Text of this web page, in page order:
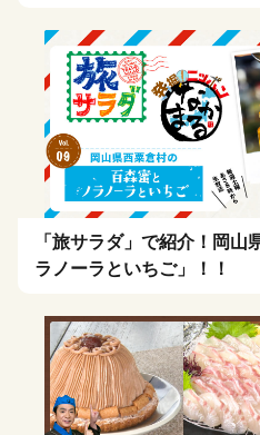
「旅サラダ」で紹介！岡山
ラノーラといちご」！！